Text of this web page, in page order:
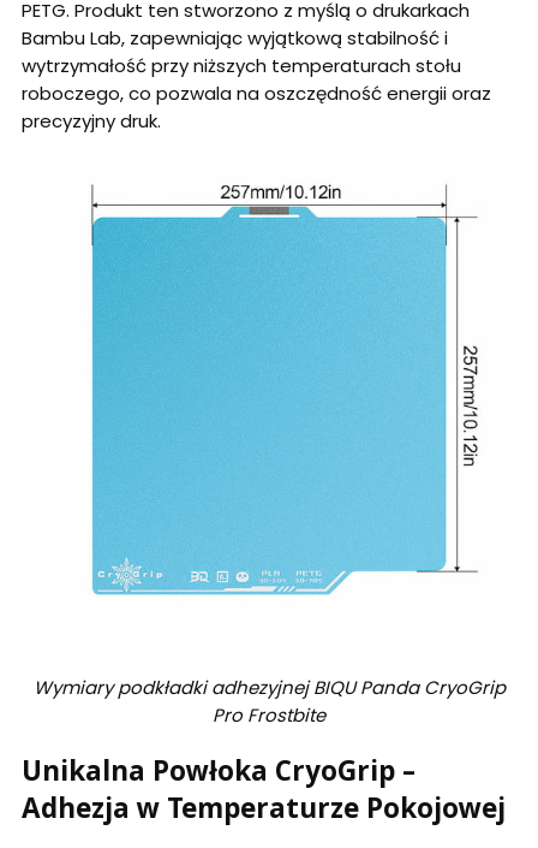
PETG. Produkt ten stworzono z myślą o drukarkach
Bambu Lab, zapewniając wyjątkową stabilność i
wytrzymałość przy niższych temperaturach stołu
roboczego, co pozwala na oszczędność energii oraz
precyzyjny druk.
Wymiary podkładki adhezyjnej BIQU Panda CryoGrip
Pro Frostbite
Unikalna Powłoka CryoGrip –
Adhezja w Temperaturze Pokojowej